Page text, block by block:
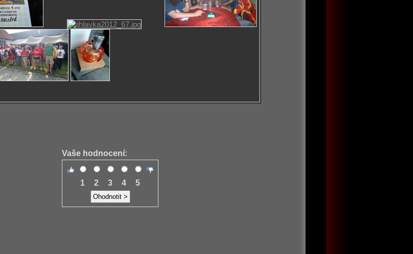
Vaše hodnocení:
1 2 3 4 5